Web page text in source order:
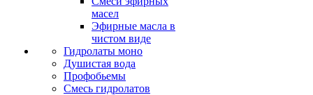
масел
Эфирные масла в
чистом виде
Гидролаты моно
Душистая вода
Профобьемы
Смесь гидролатов